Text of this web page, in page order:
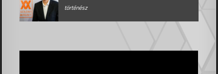
történész